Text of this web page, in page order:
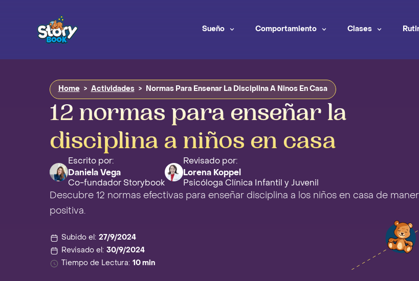
Sueño Comportamiento Clases
Home > Actividades > Normas Para Ensenar La Disciplina A Ninos En Casa
12 normas para enseñar la
disciplina a niños en casa
Escrito por:
Daniela Vega
Co-fundador Storybook
Revisado por:
Lorena Koppel
Psicóloga Clínica Infantil y Juvenil
Descubre 12 normas efectivas para enseñar disciplina a los niños en casa de
positiva.
Subido el: 27/9/2024
Revisado el: 30/9/2024
Tiempo de Lectura: 10 min